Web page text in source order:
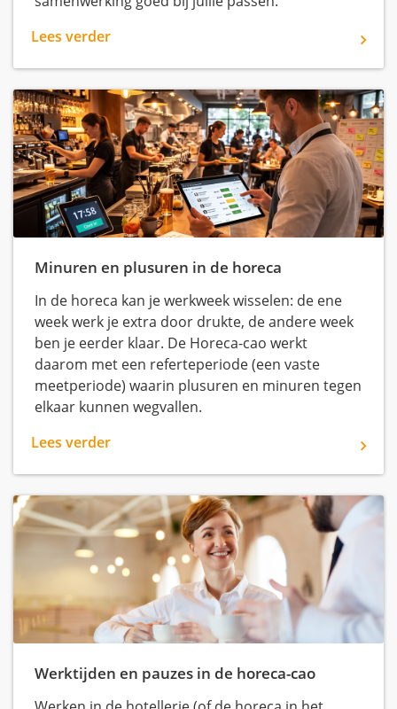
Lees verder
Minuren en plusuren in de horeca
In de horeca kan je werkweek wisselen: de ene
week werk je extra door drukte, de andere week
ben je eerder klaar. De Horeca-cao werkt
daarom met een referteperiode (een vaste
meetperiode) waarin plusuren en minuren tegen
elkaar kunnen wegvallen.
Lees verder
Werktijden en pauzes in de horeca-cao